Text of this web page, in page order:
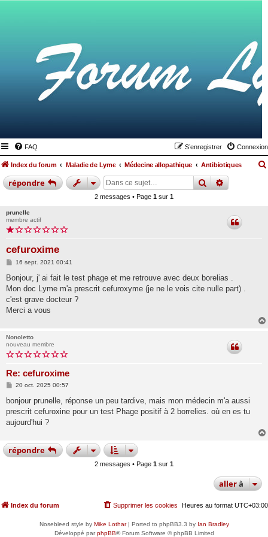
FAQ Connexion
S’enregistrer
Index du forum Maladie de Lyme Médecine allopathique Antibiotiques
répondre rechercher
recherche
2 messages • Page 1 sur 1
prunelle
membre actif
cefuroxime
M
s
a
g
16 sept. 2021 00:41
Bonjour, j' ai fait le test phage et me retrouve avec deux borelias .
Mon doc Lyme m'a prescrit cefuroxyme (je ne le vois cite nulle part) .
c'est grave docteur ?
Merci a vous
Nonoletto
nouveau membre
Re: cefuroxime
M
s
a
g
e
20 oct. 2025 00:57
bonjour prunelle, réponse un peu tardive, mais mon médecin m'a aussi
prescrit cefuroxine pour un test Phage positif à 2 borrelies. où en es tu
aujourd'hui ?
répondre
2 messages • Page 1 sur 1
allerà
Index du forum Heures au format UTC+03:00
Supprimer les cookies
Nosebleed style by Mike Lothar| Ported to phpBB3.3 by Ian Bradley
Développé parphpBB® Forum Software © phpBB Limited